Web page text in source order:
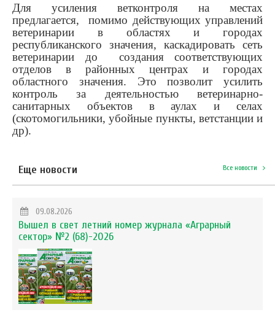
Для усиления ветконтроля на местах
предлагается, помимо действующих управлений
ветеринарии в областях и городах
республиканского значения, каскадировать сеть
ветеринарии до создания соответствующих
отделов в районных центрах и городах
областного значения. Это позволит усилить
контроль за деятельностью ветеринарно-
санитарных объектов в аулах и селах
(скотомогильники, убойные пункты, ветстанции и
др).
Еще новости Все новости
09.08.2026
Вышел в свет летний номер журнала «Аграрный
сектор» №2 (68)-2026